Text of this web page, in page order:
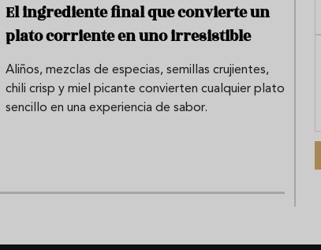
El ingrediente final que convierte un
plato corriente en uno irresistible
Aliños, mezclas de especias, semillas crujientes,
chili crisp y miel picante convierten cualquier plato
sencillo en una experiencia de sabor.